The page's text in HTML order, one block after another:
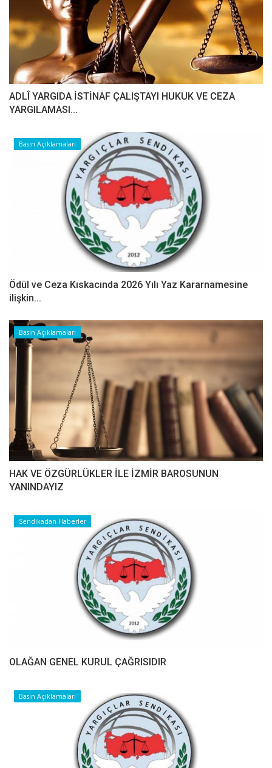
ADLÎ YARGIDA İSTİNAF ÇALIŞTAYI HUKUK VE CEZA
YARGILAMASI...
Basın Açıklamaları
Ödül ve Ceza Kıskacında 2026 Yılı Yaz Kararnamesine
ilişkin...
Basın Açıklamaları
HAK VE ÖZGÜRLÜKLER İLE İZMİR BAROSUNUN
YANINDAYIZ
Sendikadan Haberler
OLAĞAN GENEL KURUL ÇAĞRISIDIR
Basın Açıklamaları